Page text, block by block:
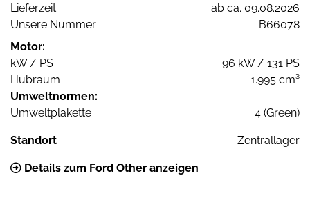
Lieferzeit
ab ca. 09.08.2026
Unsere Nummer
B66078
Motor:
kW / PS
96 kW / 131 PS
Hubraum
1.995 cm³
Umweltnormen:
Umweltplakette
4 (Green)
Standort Zentrallager
Details zum Ford Other anzeigen